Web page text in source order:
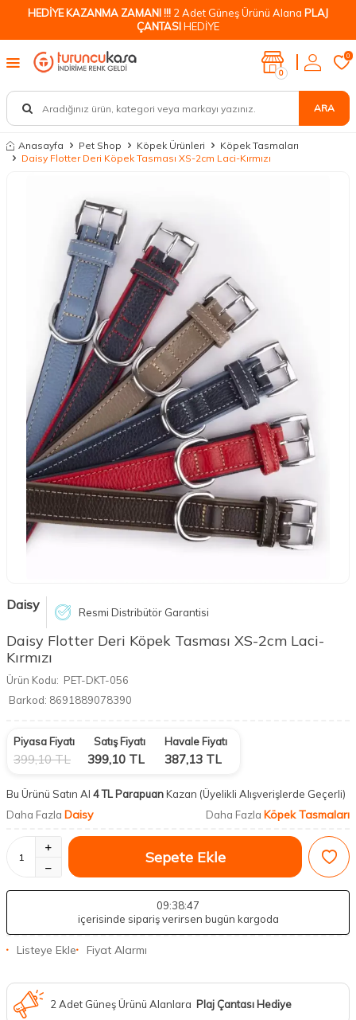
HEDİYE KAZANMA ZAMANI !!! 2 Adet Güneş Ürünü Alana PLAJ
ÇANTASIHEDİYE
ARA
0
0
Anasayfa Pet Shop Köpek Ürünleri
Köpek Tasmaları
Daisy Flotter Deri Köpek Tasması XS-2cm Laci-Kırmızı
Daisy Resmi Distribütör Garantisi
Daisy Flotter Deri Köpek Tasması XS-2cm Laci-
Kırmızı
Ürün Kodu: PET-DKT-056
Barkod: 8691889078390
Piyasa Fiyatı
399,10TL
Satış Fiyatı
399,10 TL
Havale Fiyatı
387,13 TL
Bu Ürünü Satın Al 4 TL ParapuanKazan (Üyelikli Alışverişlerde Geçerli)
Daha Fazla Daisy Daha Fazla Köpek Tasmaları
Sepete Ekle
09:38:46
içerisinde sipariş verirsen bugün kargoda
Listeye Ekle Fiyat Alarmı
2 Adet Güneş Ürünü Alanlara Plaj Çantası Hediye